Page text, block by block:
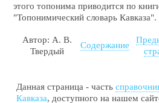
этого топонима приводится по
"Топонимический словарь Кавказа".
Автор: А. В.
Твердый
Содержание
Данная страница - часть
Кавказа, доступного на нашем